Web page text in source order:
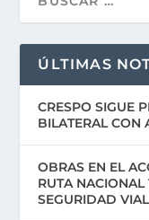
ÚLTIMAS
CRESPO SIGUE
BILATERAL CON
OBRAS EN EL
RUTA NACIONAL
SEGURIDAD VIAL